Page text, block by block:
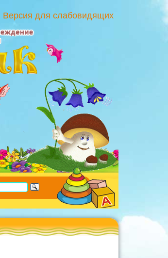
Версия для слабовидящих